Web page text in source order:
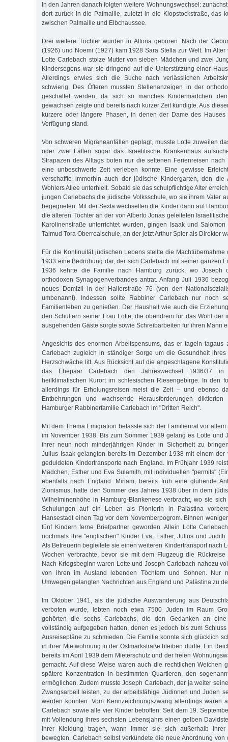
In den Jahren danach folgten weitere Wohnungswechsel:
dort zurück in die Palmaille, zuletzt in die Klopstockstraße, das
zwischen Palmaille und Elbchaussee.
Drei weitere Töchter wurden in Altona geboren: Nach der
(1926) und Noemi (1927) kam 1928 Sara Stella zur Welt. Im
Lotte Carlebach stolze Mutter von sieben Mädchen und zwei
Kindersegens war sie dringend auf die Unterstützung einer
Allerdings erwies sich die Suche nach verlässlichen
schwierig. Des Öfteren mussten Stellenanzeigen in der
geschaltet werden, da sich so manches Kindermädchen
gewachsen zeigte und bereits nach kurzer Zeit kündigte. Aus
kürzere oder längere Phasen, in denen der Dame des
Verfügung stand.
Von schweren Migräneanfällen geplagt, musste Lotte zuweilen
oder zwei Fällen sogar das Israelitische Krankenhaus
Strapazen des Alltags boten nur die seltenen Ferienreisen nach
eine unbeschwerte Zeit verleben konnte. Eine gewisse
verschaffte immerhin auch der jüdische Kindergarten, den
Wohlers Allee unterhielt. Sobald sie das schulpflichtige Alter
jungen Carlebachs die jüdische Volksschule, wo sie ihrem Vater
begegneten. Mit der Sexta wechselten die Kinder dann auf
die älteren Töchter an der von Alberto Jonas geleiteten
Karolinenstraße unterrichtet wurden, gingen Isaak und
Talmud Tora Oberrealschule, an der jetzt Arthur Spier als Direktor
Für die Kontinuität jüdischen Lebens stellte die Machtübernahme
1933 eine Bedrohung dar, der sich Carlebach mit seiner ganzen
1936 kehrte die Familie nach Hamburg zurück, wo Joseph
orthodoxen Synagogenverbandes antrat. Anfang Juli 1936
neues Domizil in der Hallerstraße 76 (von den
umbenannt). Indessen sollte Rabbiner Carlebach nur noch
Familienleben zu genießen. Der Haushalt wie auch die
den Schultern seiner Frau Lotte, die obendrein für das Wohl der
ausgehenden Gäste sorgte sowie Schreibarbeiten für ihren Mann
Angesichts des enormen Arbeitspensums, das er tagein tagaus
Carlebach zugleich in ständiger Sorge um die Gesundheit
Herzschwäche litt. Aus Rücksicht auf die angeschlagene
das Ehepaar Carlebach den Jahreswechsel 1936/37 in
heilklimatischen Kurort im schlesischen Riesengebirge. In den
allerdings für Erholungsreisen meist die Zeit – und ebenso
Entbehrungen und wachsende Herausforderungen
Hamburger Rabbinerfamilie Carlebach im "Dritten Reich".
Mit dem Thema Emigration befasste sich der Familienrat vor
im November 1938. Bis zum Sommer 1939 gelang es Lotte und
ihrer neun noch minderjährigen Kinder in Sicherheit zu
Julius Isaak gelangten bereits im Dezember 1938 mit einem der
geduldeten Kindertransporte nach England. Im Frühjahr 1939
Mädchen, Esther und Eva Sulamith, mit individuellen "permits"
ebenfalls nach England. Miriam, bereits früh eine glühende
Zionismus, hatte den Sommer des Jahres 1938 über in dem
Wilhelminenhöhe in Hamburg-Blankenese verbracht, wo sie
Schulungen auf ein Leben als Pionierin in Palästina
Hansestadt einen Tag vor dem Novemberpogrom. Binnen
fünf Kindern ferne Briefpartner geworden. Allein Lotte
nochmals ihre "englischen" Kinder Eva, Esther, Julius und
Als Betreuerin begleitete sie einen weiteren Kindertransport nach
Wochen verbrachte, bevor sie mit dem Flugzeug die
Nach Kriegsbeginn waren Lotte und Joseph Carlebach nahezu
von ihren im Ausland lebenden Töchtern und Söhnen. Nur
Umwegen gelangten Nachrichten aus England und Palästina zu
Im Oktober 1941, als die jüdische Auswanderung aus
verboten wurde, lebten noch etwa 7500 Juden im Raum
gehörten die sechs Carlebachs, die den Gedanken an
vollständig aufgegeben hatten, denen es jedoch bis zum
Ausreisepläne zu schmieden. Die Familie konnte sich glücklich
in ihrer Mietwohnung in der Ostmarkstraße bleiben durfte. Ein
bereits im April 1939 dem Mieterschutz und der freien
gemacht. Auf diese Weise waren auch die rechtlichen Weichen
spätere Konzentration in bestimmten Quartieren, den
ermöglichen. Zudem musste Joseph Carlebach, der ja weiter
Zwangsarbeit leisten, zu der arbeitsfähige Jüdinnen und Juden
werden konnten. Vom Kennzeichnungszwang allerdings waren
Carlebach sowie alle vier Kinder betroffen: Seit dem 19.
mit Vollendung ihres sechsten Lebensjahrs einen gelben
ihrer Kleidung tragen, wann immer sie sich außerhalb
bewegten. Carlebach selbst verkündete die neue Anordnung von